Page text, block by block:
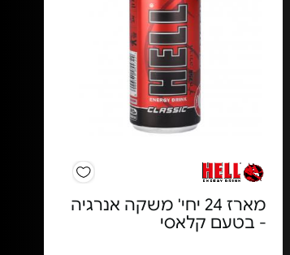
מארז 24 יחי' משקה אנרגיה
- בטעם קלאסי